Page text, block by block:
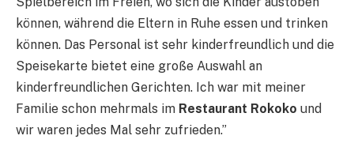
können, während die Eltern in Ruhe essen und trinken
können. Das Personal ist sehr kinderfreundlich und die
Speisekarte bietet eine große Auswahl an
kinderfreundlichen Gerichten. Ich war mit meiner
Familie schon mehrmals im Restaurant Rokoko und
wir waren jedes Mal sehr zufrieden.”